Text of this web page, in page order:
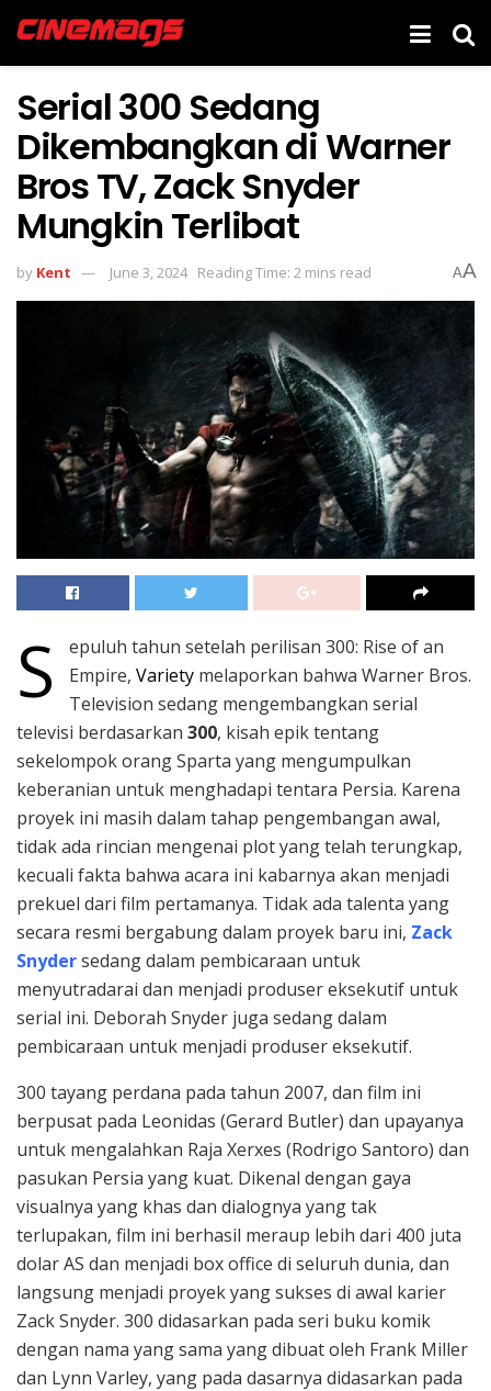
Serial 300 Sedang
Dikembangkan di Warner
Bros TV, Zack Snyder
Mungkin Terlibat
by Kent June 3, 2024 Reading Time: 2 mins read AA
S
epuluh tahun setelah perilisan 300: Rise of an
Empire, Varietymelaporkan bahwa Warner Bros.
Television sedang mengembangkan serial
televisi berdasarkan 300, kisah epik tentang
sekelompok orang Sparta yang mengumpulkan
keberanian untuk menghadapi tentara Persia. Karena
proyek ini masih dalam tahap pengembangan awal,
tidak ada rincian mengenai plot yang telah terungkap,
kecuali fakta bahwa acara ini kabarnya akan menjadi
prekuel dari film pertamanya. Tidak ada talenta yang
secara resmi bergabung dalam proyek baru ini, Zack
Snydersedang dalam pembicaraan untuk
menyutradarai dan menjadi produser eksekutif untuk
serial ini. Deborah Snyder juga sedang dalam
pembicaraan untuk menjadi produser eksekutif.
300 tayang perdana pada tahun 2007, dan film ini
berpusat pada Leonidas (Gerard Butler) dan upayanya
untuk mengalahkan Raja Xerxes (Rodrigo Santoro) dan
pasukan Persia yang kuat. Dikenal dengan gaya
visualnya yang khas dan dialognya yang tak
terlupakan, film ini berhasil meraup lebih dari 400 juta
dolar AS dan menjadi box office di seluruh dunia, dan
langsung menjadi proyek yang sukses di awal karier
Zack Snyder. 300 didasarkan pada seri buku komik
dengan nama yang sama yang dibuat oleh Frank Miller
dan Lynn Varley, yang pada dasarnya didasarkan pada